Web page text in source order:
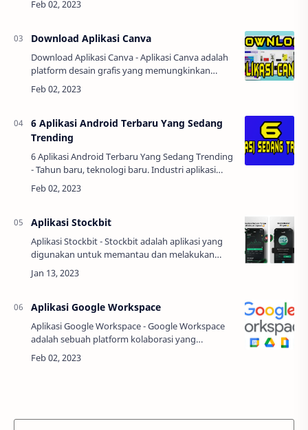
audio real-time dengan teman dan orang lain.&…
Download Aplikasi Canva
Download Aplikasi Canva - Aplikasi Canva adalah
platform desain grafis yang memungkinkan
pengguna untuk membuat desain profesional
dengan mudah, bahkan tanpa pengalaman
6 Aplikasi Android Terbaru Yang Sedang
Trending
6 Aplikasi Android Terbaru Yang Sedang Trending
- Tahun baru, teknologi baru. Industri aplikasi
Android terus berkembang dan menawarkan
aplikasi-aplikasi baru yang membantu
Aplikasi Stockbit
Aplikasi Stockbit - Stockbit adalah aplikasi yang
digunakan untuk memantau dan melakukan
analisis saham di Bursa Efek Indonesia (BEI).
Aplikasi ini dikembangkan oleh PT Stockb…
Aplikasi Google Workspace
Aplikasi Google Workspace - Google Workspace
adalah sebuah platform kolaborasi yang
dikembangkan oleh Google. Ini menawarkan
berbagai aplikasi yang memungkinkan tim untuk